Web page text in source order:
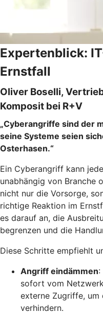
Expertenblick:
Ernstfall
Oliver Boselli,
Komposit bei R+V
„Cyberangriffe sind der
seine Systeme seien
Osterhasen.“
Ein Cyberangriff kann
unabhängig von Branche
nicht nur die Vorsorge,
richtige Reaktion im
es darauf an, die
begrenzen und die
Diese Schritte empfiehlt
Angriff eindämmen:
sofort vom
externe Zugriffe, um
verhindern.